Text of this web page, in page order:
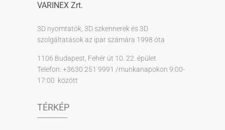
VARINEX Zrt.
3D nyomtatók, 3D szkennerek és 3D
szolgáltatások az ipar számára 1998 óta
1106 Budapest, Fehér út 10. 22. épület
Telefon: +3630 251 9991 /munkanapokon 9:00-
17:00 között
TÉRKÉP